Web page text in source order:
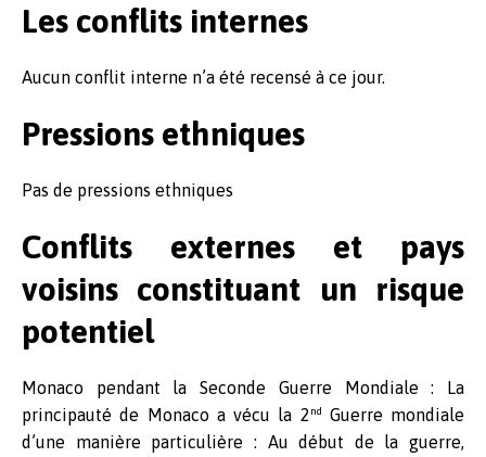
Les conflits internes
Aucun conflit interne n’a été recensé à ce jour.
Pressions ethniques
Pas de pressions ethniques
Conflits externes et pays
voisins constituant un risque
potentiel
Monaco pendant la Seconde Guerre Mondiale : La
principauté de Monaco a vécu la 2 nd
Guerre mondiale
d’une manière particulière : Au début de la guerre,